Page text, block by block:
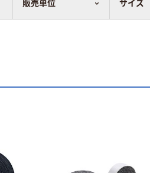
販売単位 サイズ